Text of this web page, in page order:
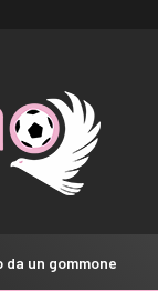
Maldini: